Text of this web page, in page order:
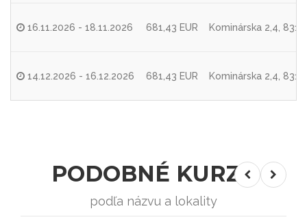
16.11.2026 - 18.11.2026 681,43 EUR Kominárska 2,4,
14.12.2026 - 16.12.2026 681,43 EUR Kominárska 2,4,
PODOBNÉ KURZY
podľa názvu a lokality